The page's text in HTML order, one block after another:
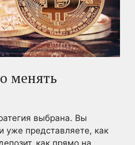
менять
выбрана. Вы
уже представляете, как
как прямо на